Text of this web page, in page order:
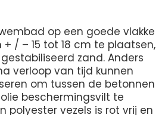
op een goede vlakke
/ – 15 tot 18 cm te plaatsen,
zand. Anders
verloop van tijd kunnen
om tussen de betonnen
beschermingsvilt te
polyester vezels is rot vrij en